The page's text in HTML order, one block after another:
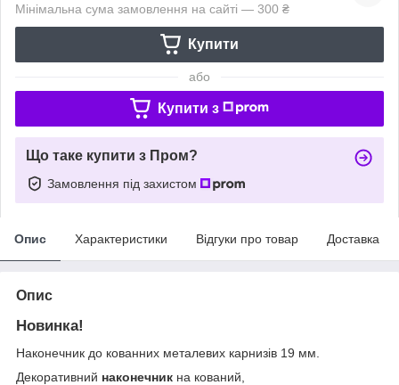
Мінімальна сума замовлення на сайті — 300 ₴
Купити
або
Купити з
Що таке купити з Пром?
Замовлення під захистом
Опис Характеристики Відгуки про товар Доставка
Опис
Новинка!
Наконечник до кованних металевих карнизів 19 мм.
Декоративний наконечник на кований,